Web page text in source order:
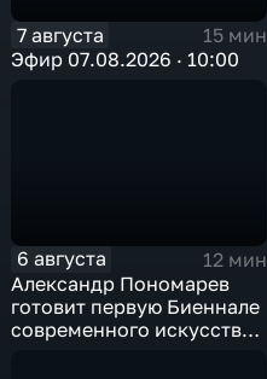
7 августа
15 мин
Эфир 07.08.2026 · 10:00
6 августа
12 мин
Александр Пономарев
готовит первую Биеннале
современного искусства